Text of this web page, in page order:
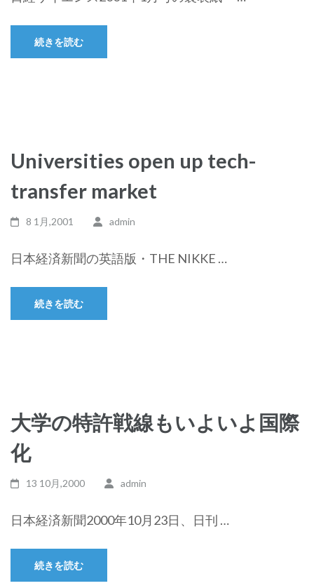
続きを読む
Universities open up tech-
transfer market
8 1月,2001 admin
日本経済新聞の英語版・THE NIKKE …
続きを読む
大学の特許戦線もいよいよ国際
化
13 10月,2000 admin
日本経済新聞2000年10月23日、日刊 …
続きを読む